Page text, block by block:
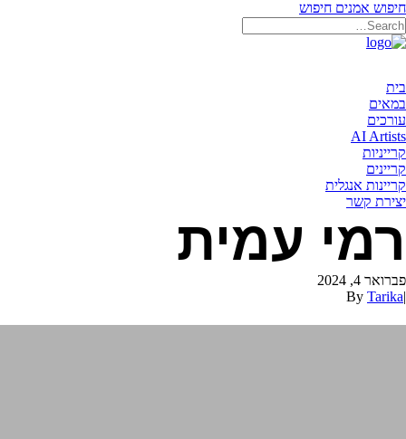
חיפוש אמנים חיפוש
בית
במאים
עורכים
AI Artists
קרייניות
קריינים
קריינות אנגלית
יצירת קשר
רמי עמית
פברואר 4, 2024
|
By Tarika